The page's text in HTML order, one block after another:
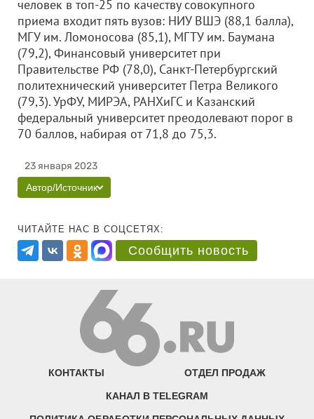
человек в топ-25 по качеству совокупного
приема входит пять вузов: НИУ ВШЭ (88,1 балла),
МГУ им. Ломоносова (85,1), МГТУ им. Баумана
(79,2), Финансовый университет при
Правительстве РФ (78,0), Санкт-Петербургский
политехнический университет Петра Великого
(79,3). УрФУ, МИРЭА, РАНХиГС и Казанский
федеральный университет преодолевают порог в
70 баллов, набирая от 71,8 до 75,3.
23 января 2023
Автор/Источник
ЧИТАЙТЕ НАС В СОЦСЕТЯХ:
Сообщить новость
КОНТАКТЫ ОТДЕЛ ПРОДАЖ
КАНАЛ В TELEGRAM